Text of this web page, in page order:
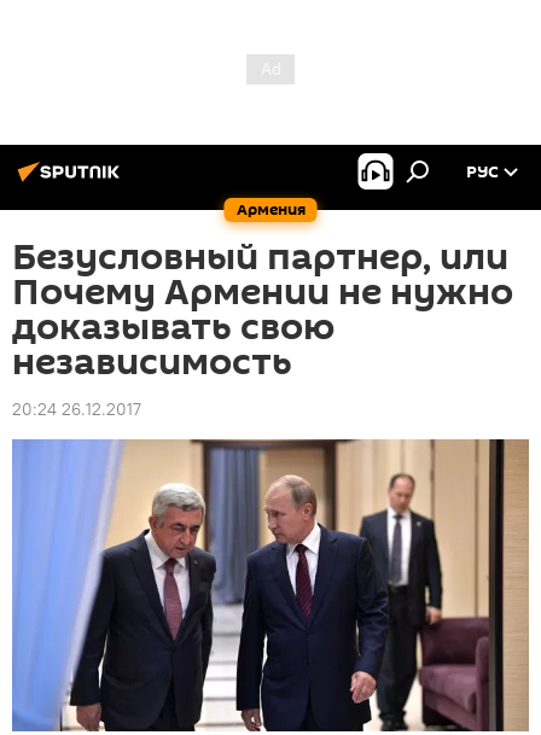
Армения
РУС
Безусловный партнер, или
Почему Армении не нужно
доказывать свою
независимость
20:24 26.12.2017